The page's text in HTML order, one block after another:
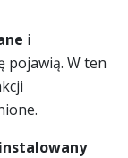
i
pojawią. W ten